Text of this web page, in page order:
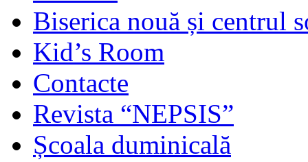
Biserica nouă și centrul
Kid’s Room
Contacte
Revista “NEPSIS”
Școala duminicală